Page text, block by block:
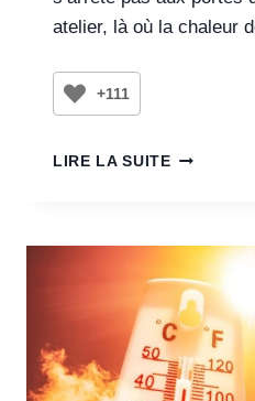
atelier, là où la chaleur
+111
LIRE LA SUITE